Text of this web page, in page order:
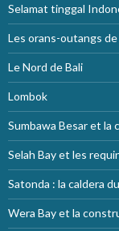
Selamat tinggal
Les orans-outangs
Le Nord de Bali
Lombok
Sumbawa Besar et la
Selah Bay et les
Satonda : la caldera
Wera Bay et la